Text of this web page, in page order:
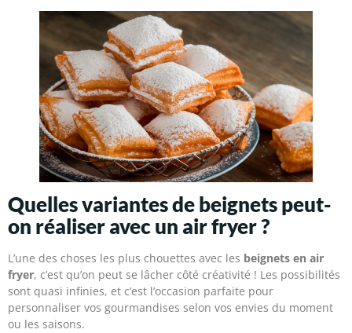
Quelles variantes de beignets peut-
on réaliser avec un air fryer ?
L’une des choses les plus chouettes avec les beignets en air
fryer, c’est qu’on peut se lâcher côté créativité ! Les possibilités
sont quasi infinies, et c’est l’occasion parfaite pour
personnaliser vos gourmandises selon vos envies du moment
ou les saisons.